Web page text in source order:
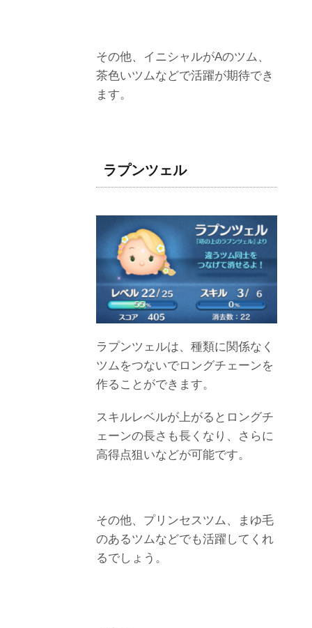
その他、イニシャルがAのツム、
茶色いツムなどで活躍が期待でき
ます。
ラプンツェル
ラプンツェルは、種類に関係なく
ツムをつないでロングチェーンを
作ることができます。
スキルレベルが上がるとロングチ
ェーンの長さも長くなり、さらに
高得点狙いなどが可能です。
その他、プリンセスツム、まゆ毛
のあるツムなどでも活躍してくれ
るでしょう。